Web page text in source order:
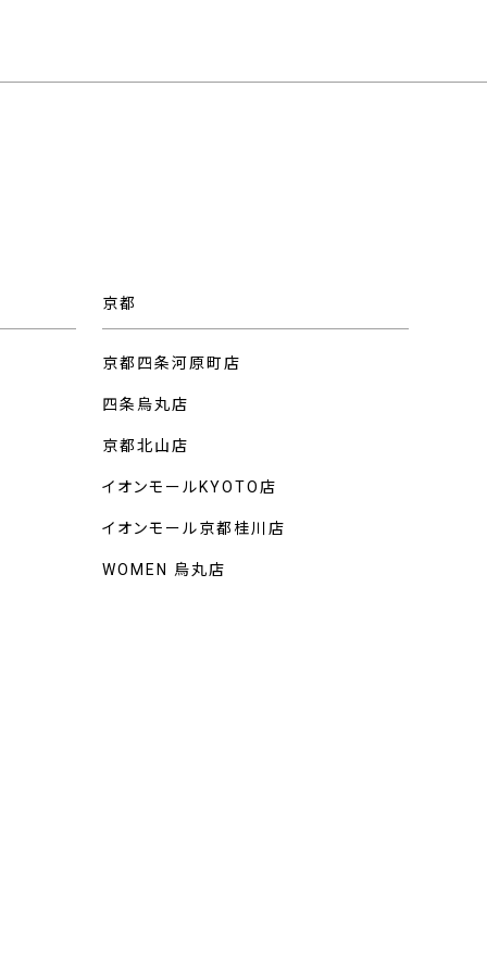
京都
京都四条河原町店
四条烏丸店
京都北山店
イオンモールKYOTO店
イオンモール京都桂川店
WOMEN 烏丸店